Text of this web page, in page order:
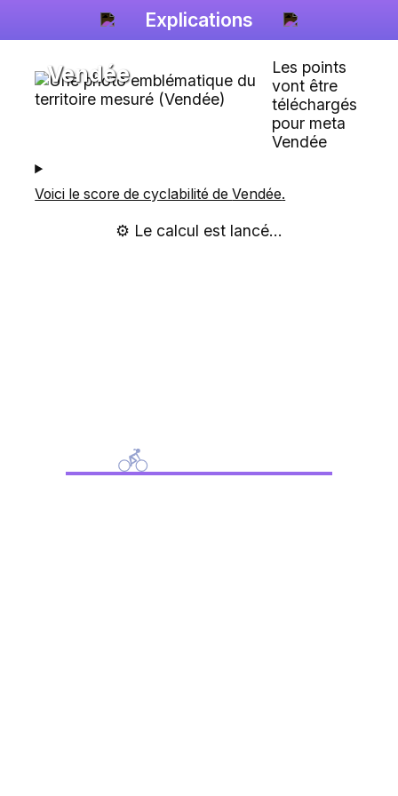
Explications
Vendée
Les points
vont être
téléchargés
pour meta
Vendée
Voici le score de cyclabilité deVendée.
⚙️ Le calcul est lancé...